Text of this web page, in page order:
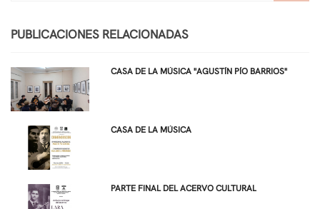
PUBLICACIONES RELACIONADAS
CASA DE LA MÚSICA "AGUSTÍN PÍO BARRIOS"
CASA DE LA MÚSICA
PARTE FINAL DEL ACERVO CULTURAL